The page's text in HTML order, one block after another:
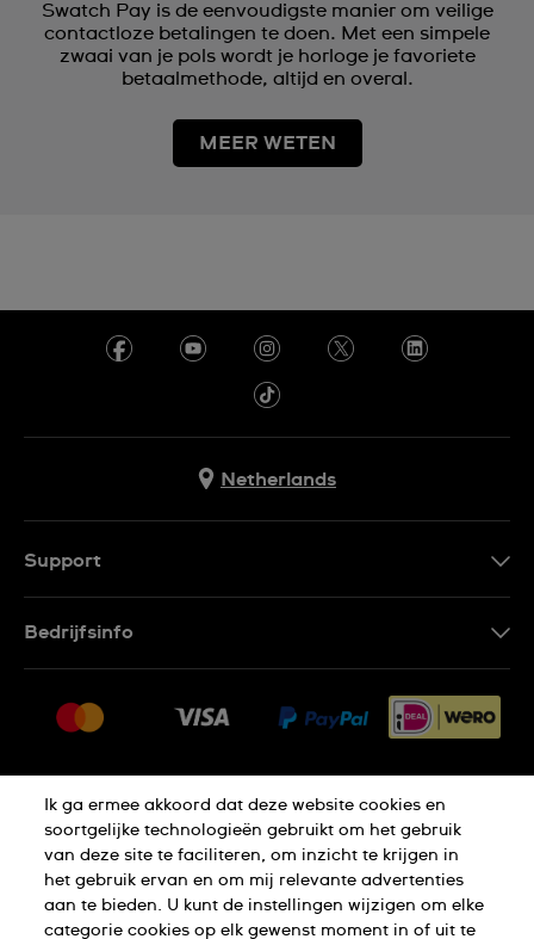
Swatch Pay is de eenvoudigste manier om veilige
contactloze betalingen te doen. Met een simpele
zwaai van je pols wordt je horloge je favoriete
betaalmethode, altijd en overal.
MEER WETEN
Netherlands
Support
Retouren
Verkoopvoorwaarden
Annulering van de overeenkomst
Bedrijfsinfo
Vacatures
Thuiswinkel certificaat
Privacy Verklaring Cookies
Ik ga ermee akkoord dat deze website cookies en
soortgelijke technologieën gebruikt om het gebruik
van deze site te faciliteren, om inzicht te krijgen in
het gebruik ervan en om mij relevante advertenties
aan te bieden. U kunt de instellingen wijzigen om elke
categorie cookies op elk gewenst moment in of uit te